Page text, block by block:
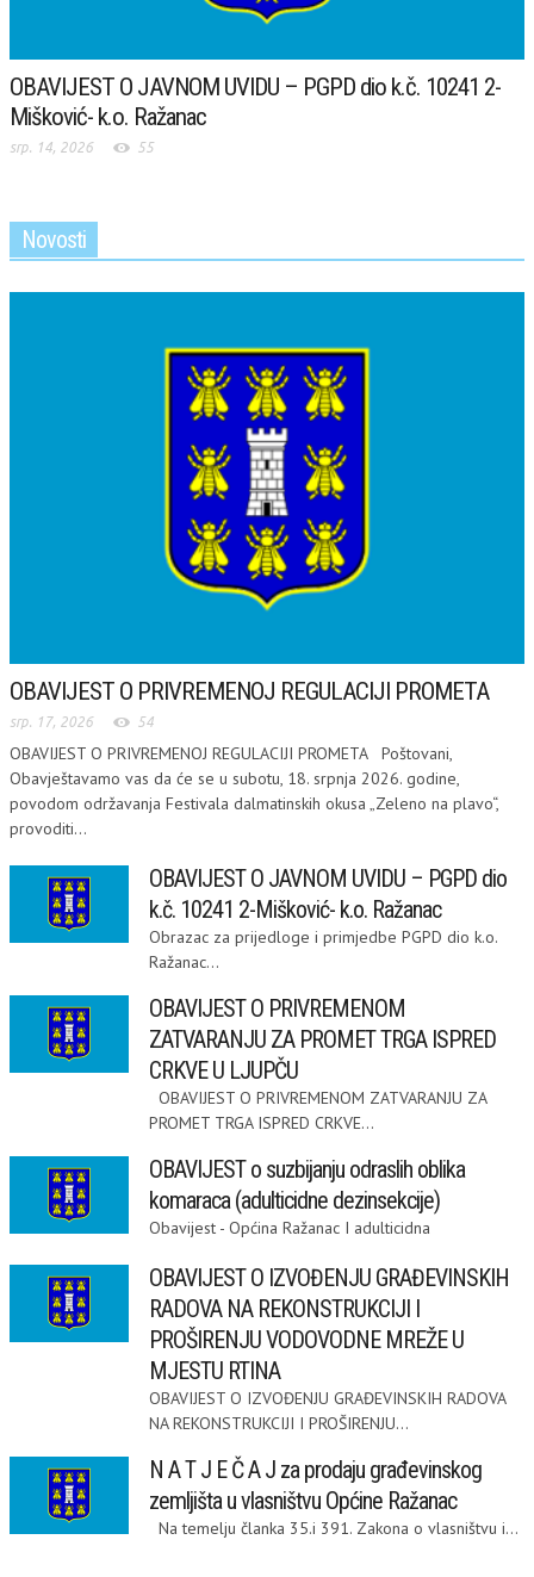
OBAVIJEST O JAVNOM UVIDU – PGPD dio k.č. 10241 2-
Mišković- k.o. Ražanac
srp. 14, 2026 55
Novosti
OBAVIJEST O PRIVREMENOJ REGULACIJI PROMETA
srp. 17, 2026 54
OBAVIJEST O PRIVREMENOJ REGULACIJI PROMETA Poštovani,
Obavještavamo vas da će se u subotu, 18. srpnja 2026. godine,
povodom održavanja Festivala dalmatinskih okusa „Zeleno na plavo“,
provoditi...
OBAVIJEST O JAVNOM UVIDU – PGPD dio
k.č. 10241 2-Mišković- k.o. Ražanac
Obrazac za prijedloge i primjedbe PGPD dio k.o.
Ražanac...
OBAVIJEST O PRIVREMENOM
ZATVARANJU ZA PROMET TRGA ISPRED
CRKVE U LJUPČU
OBAVIJEST O PRIVREMENOM ZATVARANJU ZA
PROMET TRGA ISPRED CRKVE...
OBAVIJEST o suzbijanju odraslih oblika
komaraca (adulticidne dezinsekcije)
Obavijest - Općina Ražanac I adulticidna
OBAVIJEST O IZVOĐENJU GRAĐEVINSKIH
RADOVA NA REKONSTRUKCIJI I
PROŠIRENJU VODOVODNE MREŽE U
MJESTU RTINA
OBAVIJEST O IZVOĐENJU GRAĐEVINSKIH RADOVA
NA REKONSTRUKCIJI I PROŠIRENJU...
N A T J E Č A J za prodaju građevinskog
zemljišta u vlasništvu Općine Ražanac
Na temelju članka 35.i 391. Zakona o vlasništvu i...